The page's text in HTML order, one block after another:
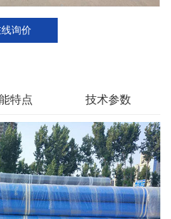
询价
特点 技术参数